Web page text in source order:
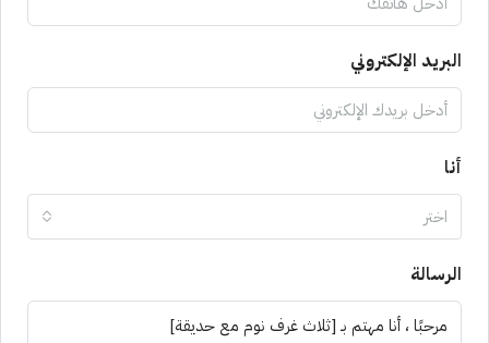
البريد الإلكتروني
أنا
اختر
الرسالة